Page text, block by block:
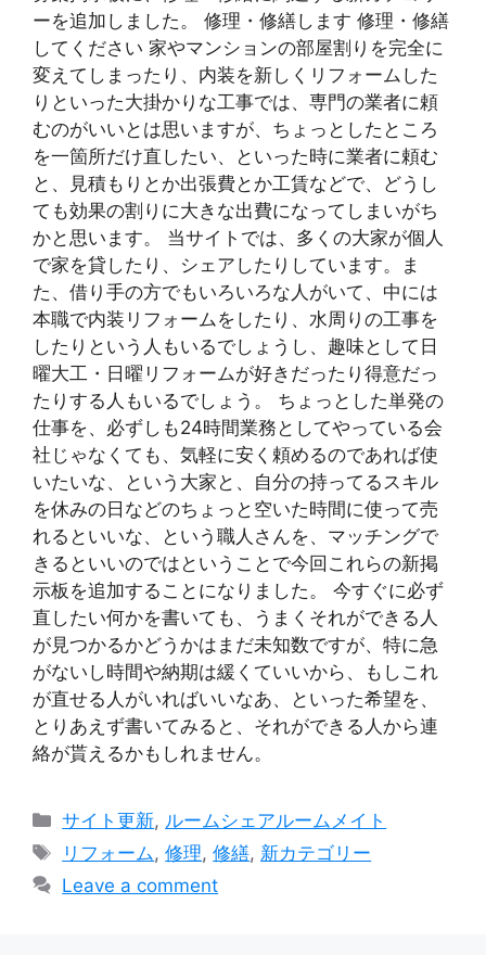
ーを追加しました。 修理・修繕します 修理・修繕
してください 家やマンションの部屋割りを完全に
変えてしまったり、内装を新しくリフォームした
りといった大掛かりな工事では、専門の業者に頼
むのがいいとは思いますが、ちょっとしたところ
を一箇所だけ直したい、といった時に業者に頼む
と、見積もりとか出張費とか工賃などで、どうし
ても効果の割りに大きな出費になってしまいがち
かと思います。 当サイトでは、多くの大家が個人
で家を貸したり、シェアしたりしています。ま
た、借り手の方でもいろいろな人がいて、中には
本職で内装リフォームをしたり、水周りの工事を
したりという人もいるでしょうし、趣味として日
曜大工・日曜リフォームが好きだったり得意だっ
たりする人もいるでしょう。 ちょっとした単発の
仕事を、必ずしも24時間業務としてやっている会
社じゃなくても、気軽に安く頼めるのであれば使
いたいな、という大家と、自分の持ってるスキル
を休みの日などのちょっと空いた時間に使って売
れるといいな、という職人さんを、マッチングで
きるといいのではということで今回これらの新掲
示板を追加することになりました。 今すぐに必ず
直したい何かを書いても、うまくそれができる人
が見つかるかどうかはまだ未知数ですが、特に急
がないし時間や納期は緩くていいから、もしこれ
が直せる人がいればいいなあ、といった希望を、
とりあえず書いてみると、それができる人から連
絡が貰えるかもしれません。
Categories
サイト更新, ルームシェアルームメイト
Tags
リフォーム,修理,修繕, 新カテゴリー
Leave a comment